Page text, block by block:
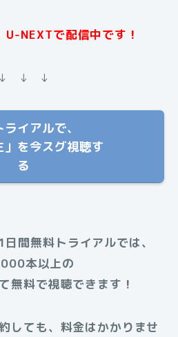
U-NEXTで配信中です！
↓ ↓ ↓
イアルで、
」を今スグ視聴す
る
間無料トライアルでは、
本以上の
無料で視聴できます！
しても、料金はかかりませ